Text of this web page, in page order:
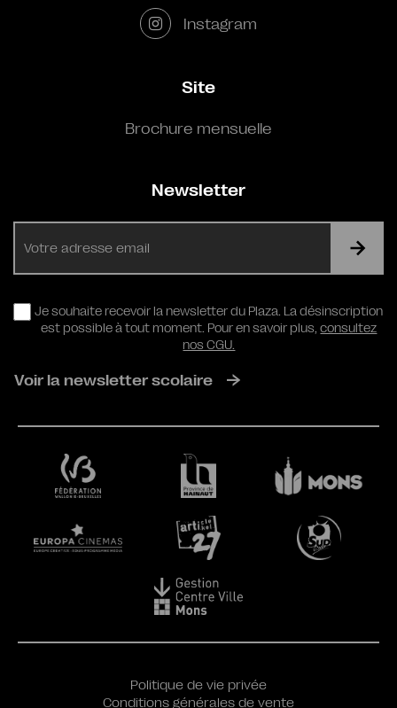
Instagram
Site
Brochure mensuelle
Newsletter
RGPD
Je souhaite recevoir la newsletter du Plaza. La désinscription
est possible à tout moment. Pour en savoir plus,consultez
nos CGU.
Voir la newsletter scolaire
Politique de vie privée
Conditions générales de vente